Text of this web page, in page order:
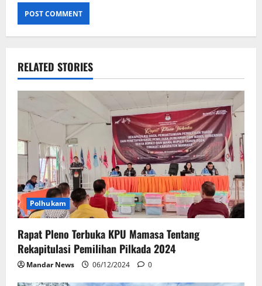
RELATED STORIES
Polhukam
Rapat Pleno Terbuka KPU Mamasa Tentang
Rekapitulasi Pemilihan Pilkada 2024
Mandar News 06/12/2024 0